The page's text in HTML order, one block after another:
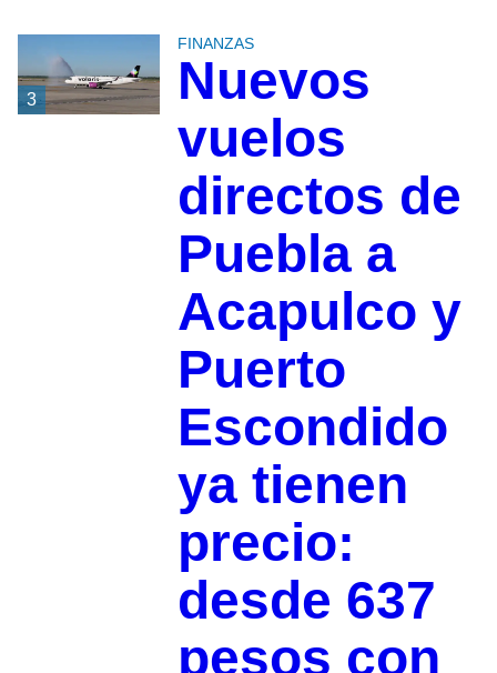
3
FINANZAS
Nuevos
vuelos
directos de
Puebla a
Acapulco y
Puerto
Escondido
ya tienen
precio:
desde 637
pesos con